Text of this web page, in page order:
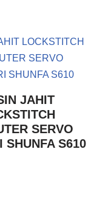
JAHIT
SERVO
SHUNFA S610